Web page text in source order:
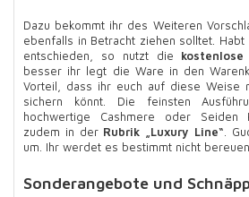
Dazu bekommt ihr des Weiteren
ebenfalls in Betracht ziehen solltet.
entschieden, so nutzt die
besser ihr legt die Ware in den
Vorteil, dass ihr euch auf diese Weise
sichern könnt. Die feinsten
hochwertige Cashmere oder Seiden
zudem in der Rubrik „Luxury Line“.
um. Ihr werdet es bestimmt nicht
Sonderangebote und